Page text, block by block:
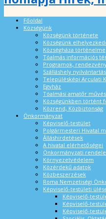
Főoldal
Községünk
Községünk története
Községünk
Községháza történelme
Tóalmás információs
Programok,
Szálláshely nyilvántartás
Településképi Arculati
Egyház
Tóalmási amatőr
Községünkben történt
Közrend, Közbiztonság
Önkormányzat
Képviselő-testület
Polgármesteri Hivatal
Álláshirdetések
A hivatal elérhetőségei
Önkormányzati
Környezetvédelem
Közérdekű adatok
Közbeszerzések
Roma Nemzetiségi
Képviselő-testületi
Képviselő-
Képviselő-
Képviselő-